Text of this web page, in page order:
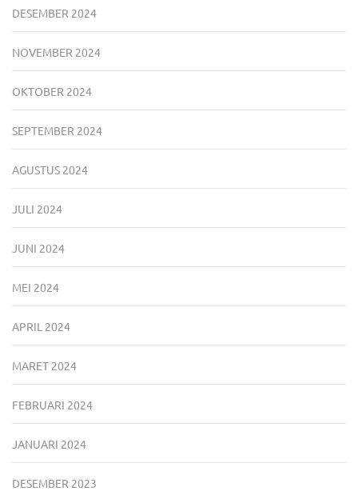
DESEMBER 2024
NOVEMBER 2024
OKTOBER 2024
SEPTEMBER 2024
AGUSTUS 2024
JULI 2024
JUNI 2024
MEI 2024
APRIL 2024
MARET 2024
FEBRUARI 2024
JANUARI 2024
DESEMBER 2023